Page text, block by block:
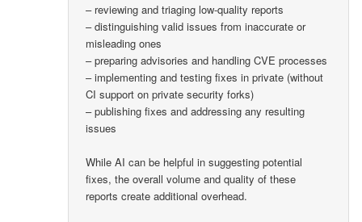
– reviewing and triaging low-quality reports
– distinguishing valid issues from inaccurate or
misleading ones
– preparing advisories and handling CVE processes
– implementing and testing fixes in private (without
CI support on private security forks)
– publishing fixes and addressing any resulting
issues
While AI can be helpful in suggesting potential
fixes, the overall volume and quality of these
reports create additional overhead.